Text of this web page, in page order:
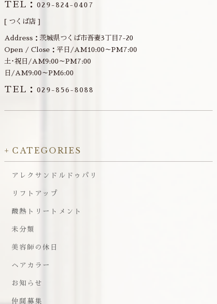
TEL：029-824-0407
[ つくば店 ]
Address：茨城県つくば市吾妻3丁目7-20
Open / Close：平日/AM10:00～PM7:00
土･祝日/AM9:00～PM7:00
日/AM9:00～PM6:00
TEL：029-856-8088
CATEGORIES
アレクサンドルドゥパリ
リフトアップ
酸熱トリートメント
未分類
美容師の休日
ヘアカラー
お知らせ
仲間募集